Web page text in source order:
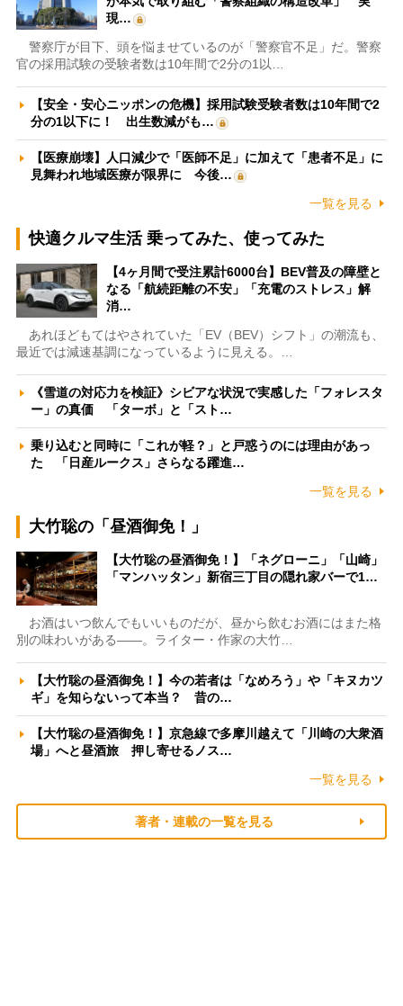
現…
警察庁が目下、頭を悩ませているのが「警察官不足」だ。警察
官の採用試験の受験者数は10年間で2分の1以…
【安全・安心ニッポンの危機】採用試験受験者数は10年間で2
分の1以下に！ 出生数減がも…
【医療崩壊】人口減少で「医師不足」に加えて「患者不足」に
見舞われ地域医療が限界に 今後…
一覧を見る
快適クルマ生活 乗ってみた、使ってみた
【4ヶ月間で受注累計6000台】BEV普及の障壁と
なる「航続距離の不安」「充電のストレス」解
消…
あれほどもてはやされていた「EV（BEV）シフト」の潮流も、
最近では減速基調になっているように見える。…
《雪道の対応力を検証》シビアな状況で実感した「フォレスタ
ー」の真価 「ターボ」と「スト…
乗り込むと同時に「これが軽？」と戸惑うのには理由があっ
た 「日産ルークス」さらなる躍進…
一覧を見る
大竹聡の「昼酒御免！」
【大竹聡の昼酒御免！】「ネグローニ」「山崎」
「マンハッタン」新宿三丁目の隠れ家バーで1…
お酒はいつ飲んでもいいものだが、昼から飲むお酒にはまた格
別の味わいがある――。ライター・作家の大竹…
【大竹聡の昼酒御免！】今の若者は「なめろう」や「キヌカツ
ギ」を知らないって本当？ 昔の…
【大竹聡の昼酒御免！】京急線で多摩川越えて「川崎の大衆酒
場」へと昼酒旅 押し寄せるノス…
一覧を見る
著者・連載の一覧を見る